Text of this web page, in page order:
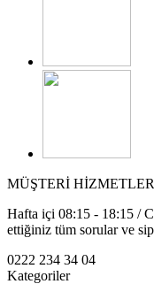
MÜŞTERİ
Hafta içi 08:15 - 18:15 /
ettiğiniz tüm sorular ve
0222 234 34 04
Kategoriler